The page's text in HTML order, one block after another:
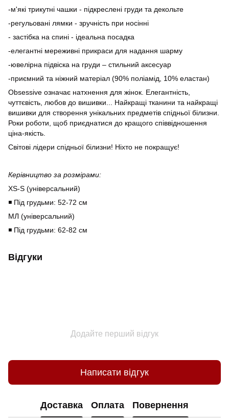
-м'які трикутні чашки - підкреслені груди та декольте
-регульовані лямки - зручність при носінні
- застібка на спині - ідеальна посадка
-елегантні мереживні прикраси для надання шарму
-ювелірна підвіска на груди – стильний аксесуар
-приємний та ніжний матеріал (90% поліамід, 10% еластан)
Obsessive означає натхнення для жінок. Елегантність,
чуттєвість, любов до вишивки... Найкращі тканини та найкращі
вишивки для створення унікальних предметів спідньої білизни.
Роки роботи, щоб приєднатися до кращого співвідношення
ціна-якість.
Світові лідери спідньої білизни! Ніхто не покращує!
Керівництво за розмірами:
XS-S (універсальний)
◾ Під грудьми: 52-72 см
МЛ (універсальний)
◾ Під грудьми: 62-82 см
Відгуки
Додайте перший відгук
Написати відгук
Доставка Оплата Повернення